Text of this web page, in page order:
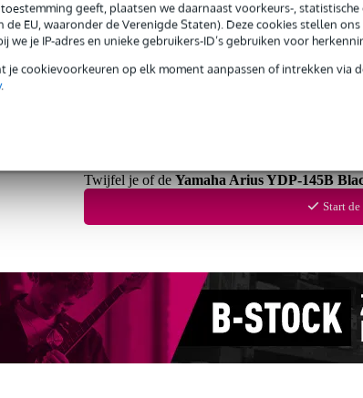
toestemming geeft, plaatsen we daarnaast voorkeurs-,
de EU, waaronder de Verenigde Staten). Deze cookies stellen
we je IP-adres en unieke gebruikers-ID’s gebruiken voor
je cookievoorkeuren op elk moment aanpassen of intrekken via
.
Twijfel je of deYamaha Arius YDP-145B
Start